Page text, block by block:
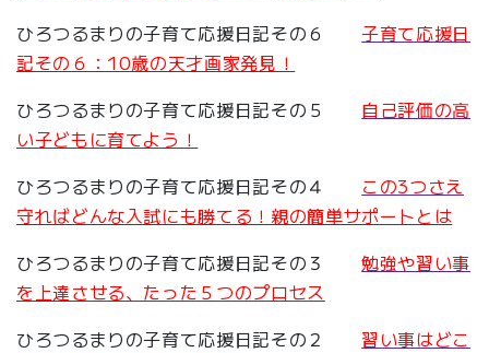
ひろつるまりの子育て応援日記その６子育て応援日
記その６：10歳の天才画家発見！
ひろつるまりの子育て応援日記その５ 自己評価の高
い子どもに育てよう！
ひろつるまりの子育て応援日記その４ この3つさえ
守ればどんな入試にも勝てる！親の簡単サポートとは
ひろつるまりの子育て応援日記その３勉強や習い事
を上達させる、たった５つのプロセス
ひろつるまりの子育て応援日記その２習い事はどこ